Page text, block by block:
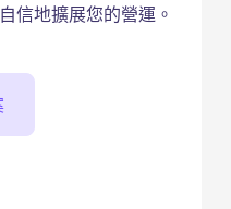
信地擴展您的營運。